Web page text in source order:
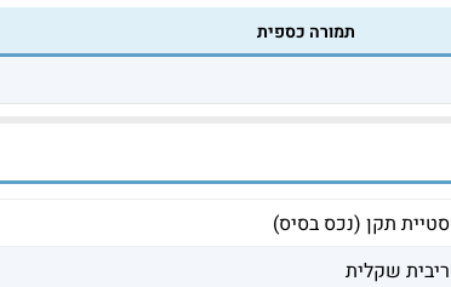
תמורה כספית
סטיית תקן (נכס בסיס)
ריבית שקלית